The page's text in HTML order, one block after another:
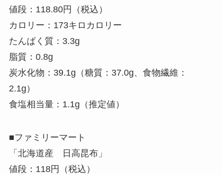
値段：118.80円（税込）
カロリー：173キロカロリー
たんぱく質：3.3g
脂質：0.8g
炭水化物：39.1g（糖質：37.0g、食物繊維：
2.1g）
食塩相当量：1.1g（推定値）
■ファミリーマート
「北海道産 日高昆布」
値段：118円（税込）